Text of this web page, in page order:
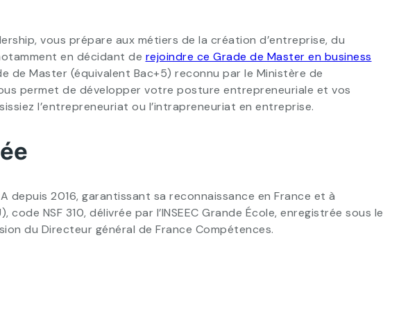
vous prépare aux métiers de la création d’entreprise, du
en décidant de rejoindre ce Grade de Master en business
de Master (équivalent Bac+5) reconnu par le Ministère de
permet de développer votre posture entrepreneuriale et vos
l’entrepreneuriat ou l’intrapreneuriat en entreprise.
depuis 2016, garantissant sa reconnaissance en France et à
NSF 310, délivrée par l’INSEEC Grande École, enregistrée sous le
du Directeur général de France Compétences.